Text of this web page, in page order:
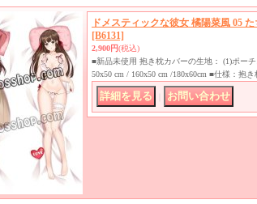
ドメスティックな彼女 橘陽菜風 05
[B6131]
2,900円(税込)
■新品未使用 抱き枕カバーの生地： (1)ポー
50x50 cm / 160x50 cm /180x60cm ■仕様：抱き